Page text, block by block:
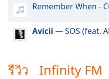
window.
Escape
cancel
the
Remember When -
Avicii — SOS (feat.
รีวิว Infinity FM